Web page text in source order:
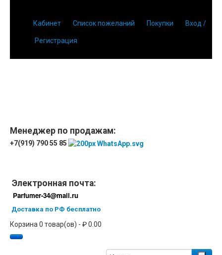
Кабинет Список пожеланий Покупки Вход /
Регистрация
Менеджер по продажам:
+7(919) 790 55 85
Электронная почта:
Parfumer-34@mail.ru
Доставка по РФ бесплатно
Корзина 0 товар(ов) - ₽ 0.00